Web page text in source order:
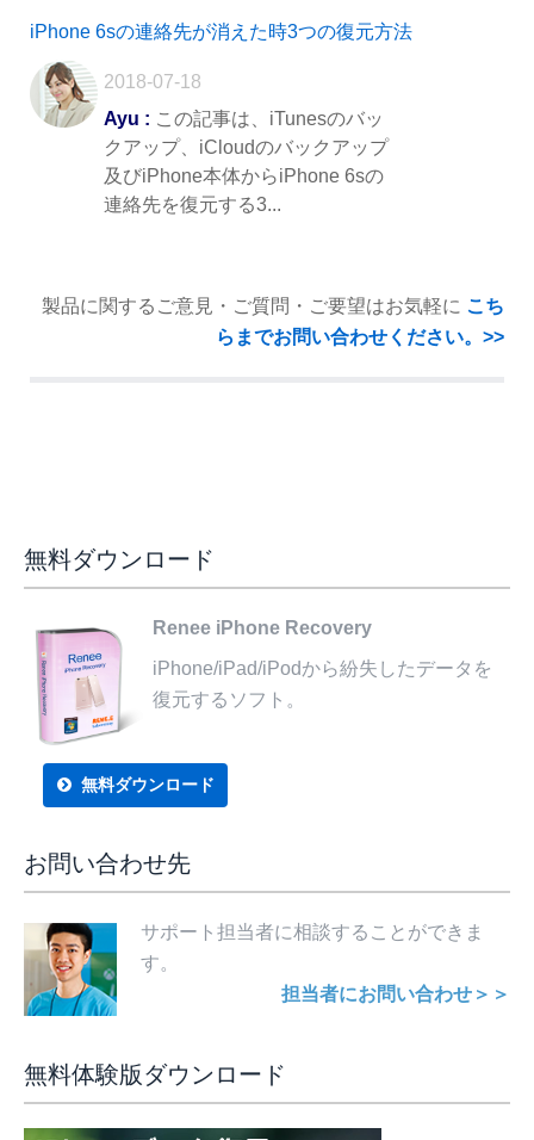
iPhone 6sの連絡先が消えた時3つの復元方法
2018-07-18
Ayu : この記事は、iTunesのバッ
クアップ、iCloudのバックアップ
及びiPhone本体からiPhone 6sの
連絡先を復元する3...
製品に関するご意見・ご質問・ご要望はお気軽に こち
らまでお問い合わせください。>>
無料ダウンロード
Renee iPhone Recovery
iPhone/iPad/iPodから紛失したデータを
復元するソフト。
無料ダウンロード
お問い合わせ先
サポート担当者に相談することができま
す。
担当者にお問い合わせ＞＞
無料体験版ダウンロード